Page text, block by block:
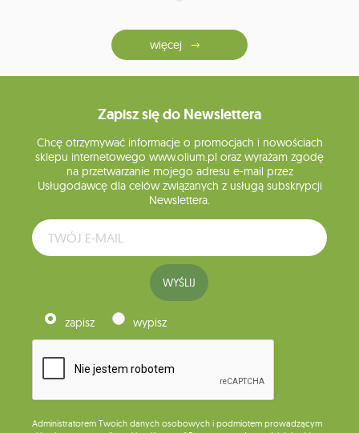
więcej
Zapisz się do Newslettera
Chcę otrzymywać informacje o promocjach i nowościach
sklepu internetowego www.olium.pl oraz wyrażam zgodę
na przetwarzanie mojego adresu e-mail przez
Usługodawcę dla celów związanych z usługą subskrypcji
Newslettera.
WYŚLIJ
zapisz wypisz
Administratorem Twoich danych osobowych i podmiotem prowadzącym